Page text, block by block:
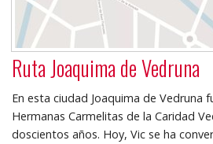
Ruta Joaquima de Vedruna
En esta ciudad Joaquima de Vedruna
Hermanas Carmelitas de la Caridad
doscientos años. Hoy, Vic se ha